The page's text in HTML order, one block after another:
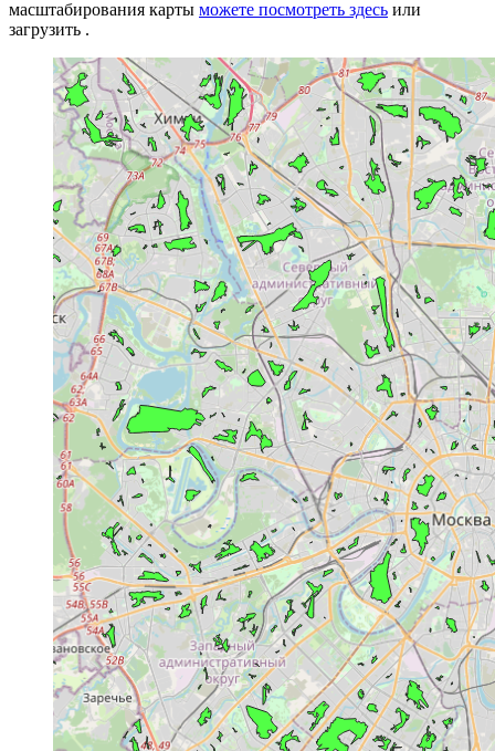
масштабирования карты можете посмотреть здесь или
загрузить .